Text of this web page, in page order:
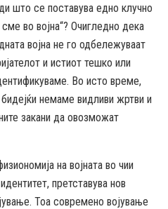
што се поставува едно клучно
во војна“? Очигледно дека
војна не го одбележуваат
и истиот тешко или
Во исто време,
немаме видливи жртви и
закани да овозможат
на војната во чии
претставува нов
Тоа современо војување